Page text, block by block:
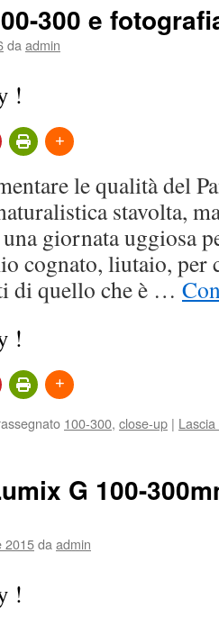
300 e
da admin
!
le qualità del
stavolta,
giornata uggiosa
cognato, liutaio, per
di quello che è …
!
100-300, close-up |
G 100-
2015da admin
!